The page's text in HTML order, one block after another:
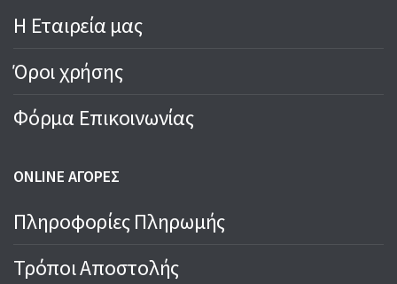
Η Εταιρεία μας
Όροι χρήσης
Φόρμα Επικοινωνίας
ONLINE ΑΓΟΡΕΣ
Πληροφορίες Πληρωμής
Τρόποι Αποστολής